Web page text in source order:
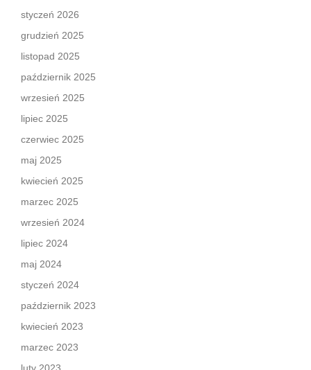
styczeń 2026
grudzień 2025
listopad 2025
październik 2025
wrzesień 2025
lipiec 2025
czerwiec 2025
maj 2025
kwiecień 2025
marzec 2025
wrzesień 2024
lipiec 2024
maj 2024
styczeń 2024
październik 2023
kwiecień 2023
marzec 2023